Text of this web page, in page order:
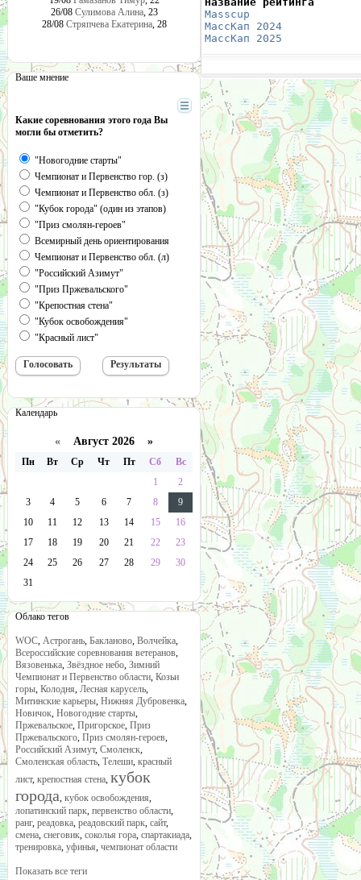
26/08 Сулимова Алина, 23
28/08 Стряпчева Екатерина, 28
Ваше мнение
Какие соревнования этого года Вы
могли бы отметить?
"Новогодние старты"
Чемпионат и Первенство гор. (з)
Чемпионат и Первенство обл. (з)
"Кубок города" (один из этапов)
"Приз смолян-героев"
Всемирный день ориентирования
Чемпионат и Первенство обл. (л)
"Российский Азимут"
"Приз Пржевальского"
"Крепостная стена"
"Кубок освобождения"
"Красный лист"
Календарь
« Август 2026 »
Пн Вт Ср Чт Пт Сб
Вс
1
2
3
4 5 6 7 8
9
10
11 12 13 14 15
16
17
18 19 20 21 22
23
24
25 26 27 28 29
30
31
Облако тегов
WOC, Астрогань, Бакланово, Волчейка,
Всероссийские соревнования ветеранов,
Вязовенька, Звёздное небо, Зимний
Чемпионат и Первенство области, Козьи
горы, Колодня, Лесная карусель,
Митинские карьеры, Нижняя Дубровенка,
Новичок, Новогодние старты,
Пржевальское, Пригорское, Приз
Пржевальского, Приз смолян-героев,
Российский Азимут, Смоленск,
Смоленская область, Телеши, красный
лист, крепостная стена, кубок
города, кубок освобождения,
лопатинский парк, первенство области,
ранг, реадовка, реадовский парк, сайт,
смена, снеговик, соколья гора, спартакиада,
тренировка, уфинья, чемпионат области
Показать все теги
Masscup
МассКап 2024
МассКап 2025